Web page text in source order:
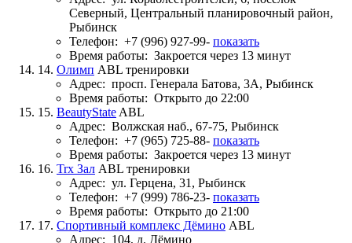
Северный, Центральный планировочный район,
Рыбинск
Телефон: +7 (996) 927-99- показать
Время работы: Закроется через 13 минут
14. Олимп ABL тренировки
Адрес: просп. Генерала Батова, 3А, Рыбинск
Время работы: Открыто до 22:00
15. BeautyState ABL
Адрес: Волжская наб., 67-75, Рыбинск
Телефон: +7 (965) 725-88- показать
Время работы: Закроется через 13 минут
16. Trx Зал ABL тренировки
Адрес: ул. Герцена, 31, Рыбинск
Телефон: +7 (999) 786-23- показать
Время работы: Открыто до 21:00
17. Спортивный комплекс Дёмино ABL
Адрес: 104, д. Дёмино